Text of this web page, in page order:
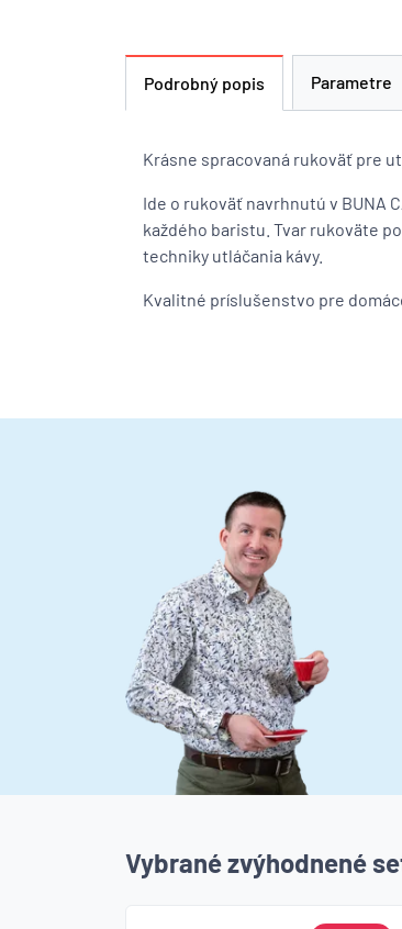
Podrobný popis Parametre
Krásne spracovaná rukoväť pre
Ide o rukoväť navrhnutú v BUNA
každého baristu. Tvar rukoväte
techniky utláčania kávy.
Kvalitné príslušenstvo pre
Vybrané zvýhodnené